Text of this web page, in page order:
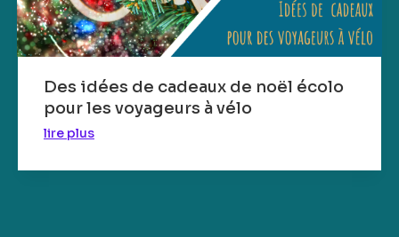
Des idées de cadeaux de noël écolo
pour les voyageurs à vélo
lire plus